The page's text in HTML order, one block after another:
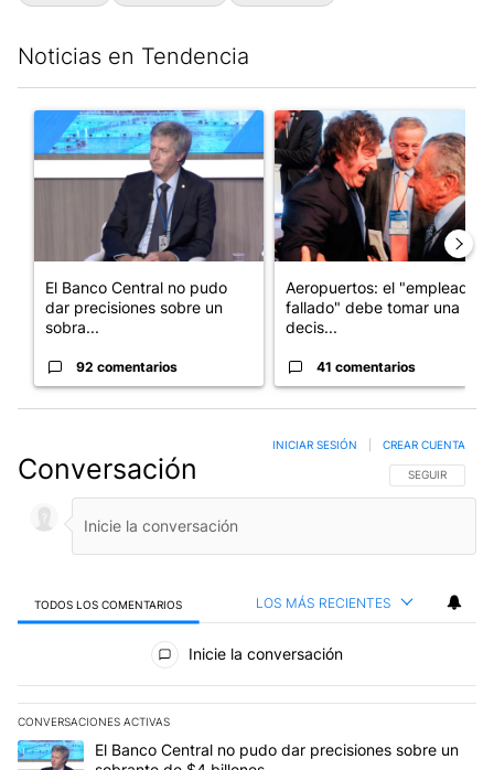
Noticias en Tendencia
Un artículo de tendencia con el título "El Banco Central no
El Banco Central no pudo
dar precisiones sobre un
sobra...
92 comentarios
Un artículo de tendencia con
Aeropuertos: el "empleado
fallado" debe tomar una
decis...
41 comentarios
Conversación SIGA ESTA
SEGUIR
INICIAR SESIÓN CREAR CUENTA
TODOS LOS COMENTARIOS LOS MÁS RECIENTES
Todos los comentarios
Inicie la conversación
CONVERSACIONES ACTIVAS
Este listado muestra los artículos con más comentarios en los
Un artículo de tendencia con el título "El Banco Central no pudo
El Banco Central no pudo dar precisiones sobre un